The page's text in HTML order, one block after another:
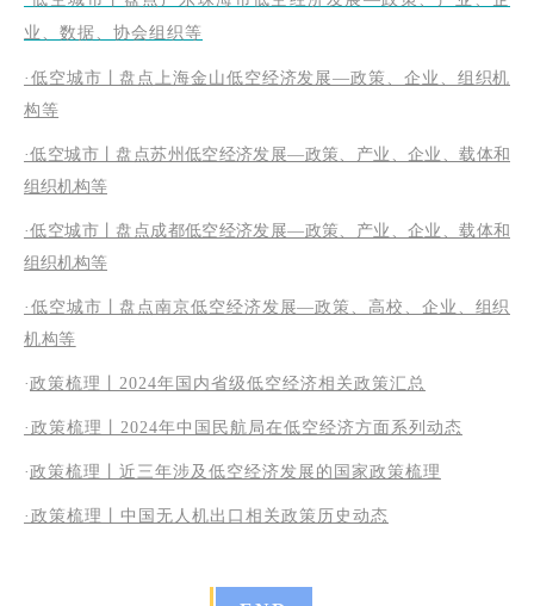
业、数据、协会组织等
·低空城市丨盘点上海金山低空经济发展—政策、企业、组织机
构等
·低空城市丨盘点苏州低空经济发展—政策、产业、企业、载体和
组织机构等
·低空城市丨盘点成都低空经济发展—政策、产业、企业、载体和
组织机构等
·低空城市丨盘点南京低空经济发展—政策、高校、企业、组织
机构等
·政策梳理丨2024年国内省级低空经济相关政策汇总
·政策梳理丨2024年中国民航局在低空经济方面系列动态
·政策梳理丨近三年涉及低空经济发展的国家政策梳理
· 政策梳理丨中国无人机出口相关政策历史动态